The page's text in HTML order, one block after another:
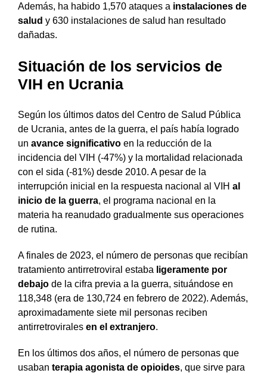
Además, ha habido 1,570 ataques a instalaciones de
salud y 630 instalaciones de salud han resultado
dañadas.
Situación de los servicios de
VIH en Ucrania
Según los últimos datos del Centro de Salud Pública
de Ucrania, antes de la guerra, el país había logrado
un avance significativo en la reducción de la
incidencia del VIH (-47%) y la mortalidad relacionada
con el sida (-81%) desde 2010. A pesar de la
interrupción inicial en la respuesta nacional al VIH al
inicio de la guerra, el programa nacional en la
materia ha reanudado gradualmente sus operaciones
de rutina.
A finales de 2023, el número de personas que recibían
tratamiento antirretroviral estaba ligeramente por
debajo de la cifra previa a la guerra, situándose en
118,348 (era de 130,724 en febrero de 2022). Además,
aproximadamente siete mil personas reciben
antirretrovirales en el extranjero.
En los últimos dos años, el número de personas que
usaban terapia agonista de opioides, que sirve para